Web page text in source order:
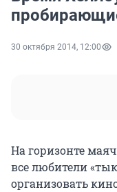
30 октября 2014, 12:00
На горизонте
все любители
организовать